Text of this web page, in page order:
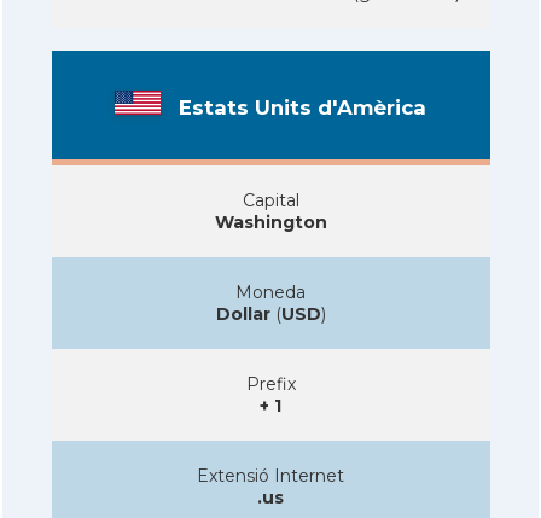
Estats Units d'Amèrica
Capital
Washington
Moneda
Dollar(USD)
Prefix
+ 1
Extensió Internet
.us